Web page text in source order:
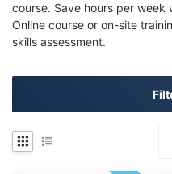
course. Save hours per
Online course or on-site
skills assessment.